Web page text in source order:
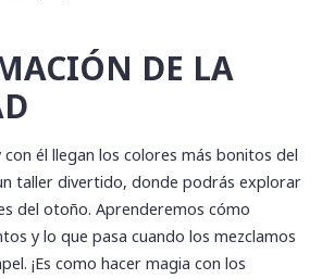
DE LA
con él llegan los colores más bonitos del
taller divertido, donde podrás explorar
del otoño. Aprenderemos cómo
y lo que pasa cuando los mezclamos
¡Es como hacer magia con los